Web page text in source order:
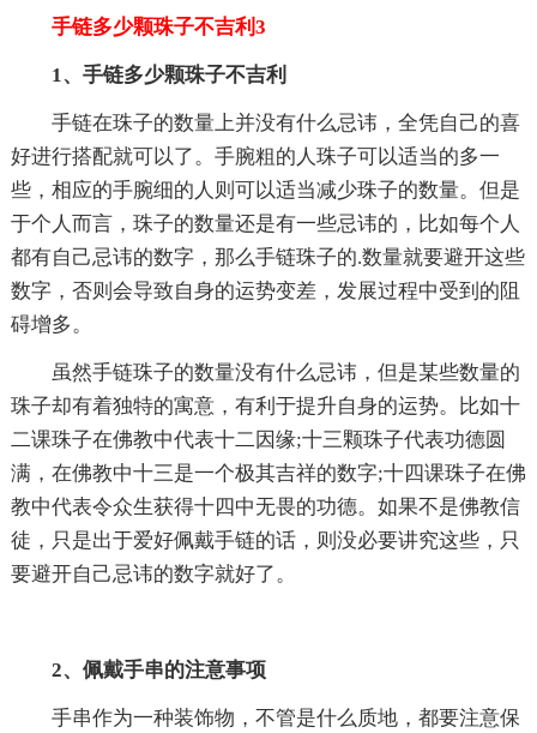
手链多少颗珠子不吉利3
1、手链多少颗珠子不吉利
手链在珠子的数量上并没有什么忌讳，全凭自己的喜
好进行搭配就可以了。手腕粗的人珠子可以适当的多一
些，相应的手腕细的人则可以适当减少珠子的数量。但是
于个人而言，珠子的数量还是有一些忌讳的，比如每个人
都有自己忌讳的数字，那么手链珠子的.数量就要避开这些
数字，否则会导致自身的运势变差，发展过程中受到的阻
碍增多。
虽然手链珠子的数量没有什么忌讳，但是某些数量的
珠子却有着独特的寓意，有利于提升自身的运势。比如十
二课珠子在佛教中代表十二因缘;十三颗珠子代表功德圆
满，在佛教中十三是一个极其吉祥的数字;十四课珠子在佛
教中代表令众生获得十四中无畏的功德。如果不是佛教信
徒，只是出于爱好佩戴手链的话，则没必要讲究这些，只
要避开自己忌讳的数字就好了。
2、佩戴手串的注意事项
手串作为一种装饰物，不管是什么质地，都要注意保